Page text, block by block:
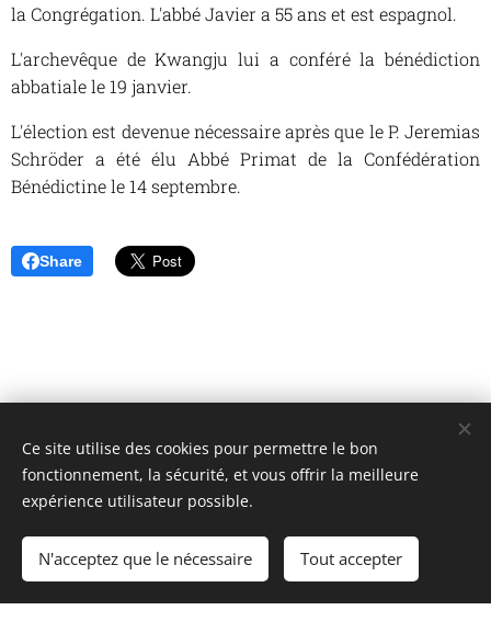
la Congrégation. L'abbé Javier a 55 ans et est espagnol.
L'archevêque de Kwangju lui a conféré la bénédiction
abbatiale le 19 janvier.
L'élection est devenue nécessaire après que le P. Jeremias
Schröder a été élu Abbé Primat de la Confédération
Bénédictine le 14 septembre.
Share
Unione Superiori Generali - Via dei Penitenzieri 19 -00193 ROMA
Cookies
Langues
Italiano
English Français Español
Ce site utilise des cookies pour permettre le bon
fonctionnement, la sécurité, et vous offrir la meilleure
expérience utilisateur possible.
N'acceptez que le nécessaire Tout accepter